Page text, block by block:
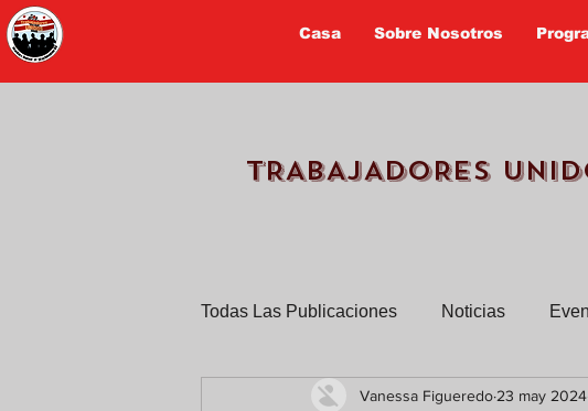
Casa Sobre Nosotros
TRABAJADORES
Todas Las Publicaciones Noticias
Trabajadores cuentan sus
Vanessa Figueredo 23 may 2024